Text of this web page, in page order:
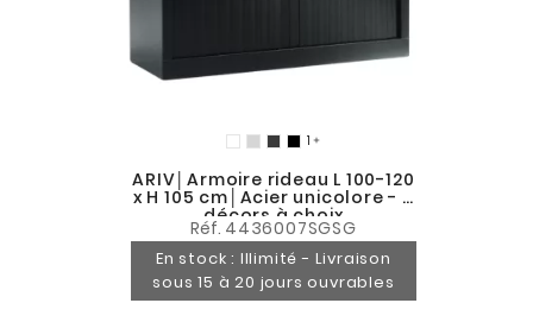

ARIV│Armoire rideau L 100-120
x H 105 cm│Acier unicolore - 5
décors à choix
Réf. 4436007SGSG
En stock : Illimité - Livraison
sous 15 à 20 jours ouvrables